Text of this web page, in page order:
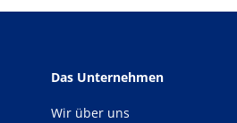
Das Unternehmen
Wir über uns